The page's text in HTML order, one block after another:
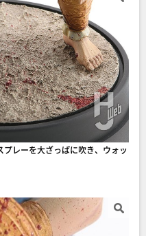
レーを大ざっぱに吹き、ウォッ